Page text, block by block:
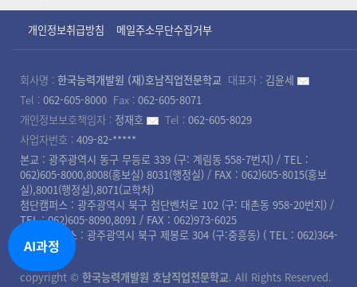
개인정보취급방침 메일주소무단수집거부
회사명 : 한국능력개발원 (재)호남직업전문학교 대표자 : 김윤세
Tel : 062-605-8000 Fax : 062-605-8071
개인정보보호책임자 : 정재호 Tel : 062-605-8029
사업자번호 : 409-82-*****
본교 : 광주광역시 동구 무등로 339 (구: 계림동 558-7번지) / TEL :
062)605-8000,8008(홍보실) 8031(행정실) / FAX : 062)605-8015(홍보
실),8001(행정실),8071(교학처)
첨단캠퍼스 : 광주광역시 북구 첨단벤처로 102 (구: 대촌동 958-20번지) /
TEL : 062)605-8090,8091 / FAX : 062)973-6025
북광주캠퍼스 : 광주광역시 북구 제봉로 304 (구:중흥동) ( TEL : 062)364-
8008 )
copyright © 한국능력개발원 호남직업전문학교. All Rights Reserved.
AI과정